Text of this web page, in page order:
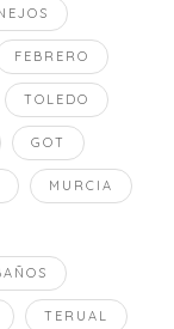
FEBRERO
TOLEDO
GOT
MURCIA
TERUAL